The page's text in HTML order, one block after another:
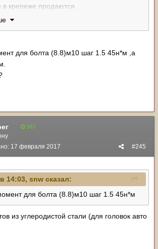
в крепеже продаются.
site.aspx?
для болта (8.8)м10 шаг 1.5 45н*м ,а
967
#245
17 февраля 2017
14:03, snw сказал:
для болта (8.8)м10 шаг 1.5 45н*м
из углеродистой стали (для головок авто